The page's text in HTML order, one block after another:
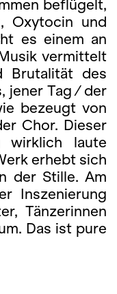
beflügelt,
Oxytocin und
es einem an
vermittelt
Brutalität des
jener Tag / der
bezeugt von
Chor. Dieser
laute
erhebt sich
der Stille. Am
Inszenierung
Tänzerinnen
Das ist pure